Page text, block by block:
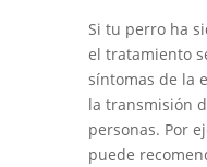
Si tu perro ha
el tratamiento
síntomas de la
la transmisión
personas. Por
puede